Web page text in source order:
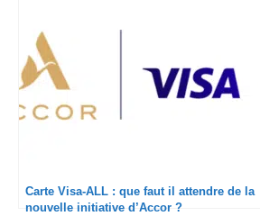
Carte Visa-ALL : que faut il attendre de la
nouvelle initiative d’Accor ?